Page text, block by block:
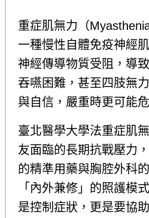
重症肌無力（
一種慢性自體免疫神經
神經傳導物質受阻，導
吞嚥困難，甚至四肢無
與自信，嚴重時更可能
臺北醫學大學法重症肌
友面臨的長期抗戰壓力
的精準用藥與胸腔外科
「內外兼修」的照護模
是控制症狀，更是要協